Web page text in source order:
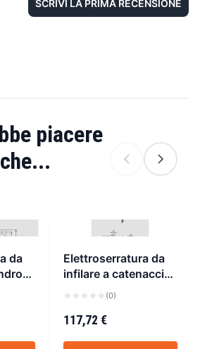
SCRIVI LA PRIMA RECENSIONE
piacere
da
Elettroserratura da
infilare a catenaccio
basculante, a
cisa 16225
(0)
117,72 €